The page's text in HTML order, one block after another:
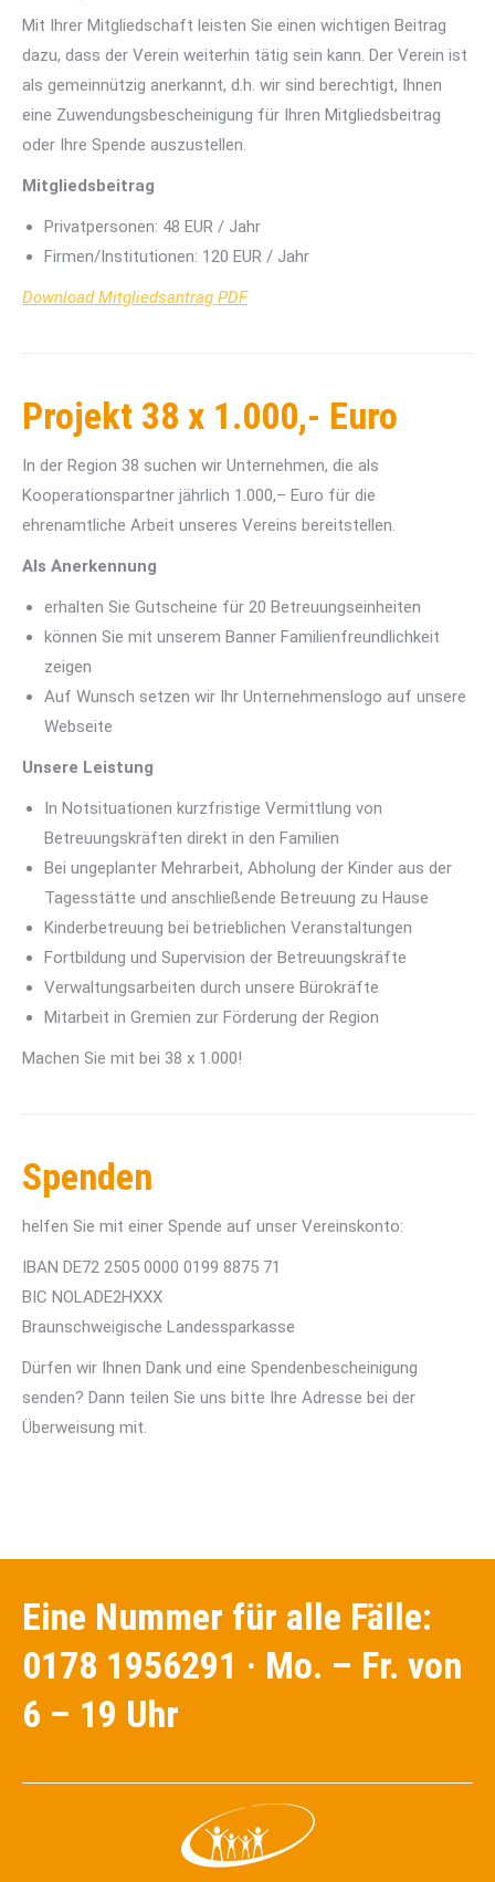
Mit Ihrer Mitgliedschaft leisten Sie einen wichtigen Beitrag
dazu, dass der Verein weiterhin tätig sein kann. Der Verein ist
als gemeinnützig anerkannt, d.h. wir sind berechtigt, Ihnen
eine Zuwendungsbescheinigung für Ihren Mitgliedsbeitrag
oder Ihre Spende auszustellen.
Mitgliedsbeitrag
Privatpersonen: 48 EUR / Jahr
Firmen/Institutionen: 120 EUR / Jahr
Download Mitgliedsantrag PDF
Projekt 38 x 1.000,- Euro
In der Region 38 suchen wir Unternehmen, die als
Kooperationspartner jährlich 1.000,– Euro für die
ehrenamtliche Arbeit unseres Vereins bereitstellen.
Als Anerkennung
erhalten Sie Gutscheine für 20 Betreuungseinheiten
können Sie mit unserem Banner Familienfreundlichkeit
zeigen
Auf Wunsch setzen wir Ihr Unternehmenslogo auf unsere
Webseite
Unsere Leistung
In Notsituationen kurzfristige Vermittlung von
Betreuungskräften direkt in den Familien
Bei ungeplanter Mehrarbeit, Abholung der Kinder aus der
Tagesstätte und anschließende Betreuung zu Hause
Kinderbetreuung bei betrieblichen Veranstaltungen
Fortbildung und Supervision der Betreuungskräfte
Verwaltungsarbeiten durch unsere Bürokräfte
Mitarbeit in Gremien zur Förderung der Region
Machen Sie mit bei 38 x 1.000!
Spenden
helfen Sie mit einer Spende auf unser Vereinskonto:
IBAN DE72 2505 0000 0199 8875 71
BIC NOLADE2HXXX
Braunschweigische Landessparkasse
Dürfen wir Ihnen Dank und eine Spendenbescheinigung
senden? Dann teilen Sie uns bitte Ihre Adresse bei der
Überweisung mit.
Eine Nummer für alle Fälle:
0178 1956291 · Mo. – Fr. von
6 – 19 Uhr